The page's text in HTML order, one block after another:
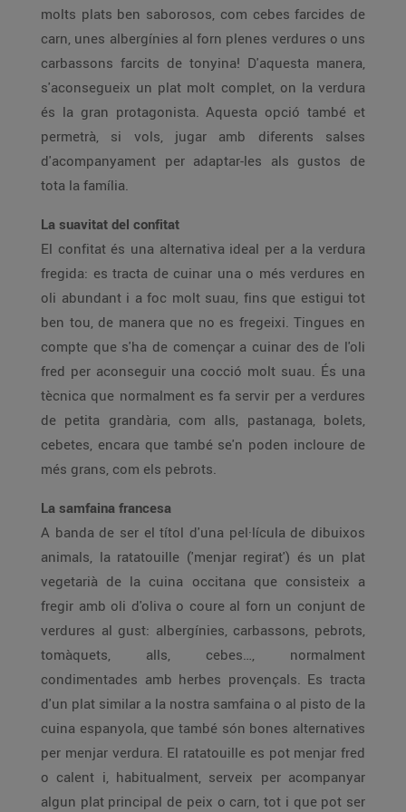
molts plats ben saborosos, com cebes farcides de
carn, unes albergínies al forn plenes verdures o uns
carbassons farcits de tonyina! D'aquesta manera,
s'aconsegueix un plat molt complet, on la verdura
és la gran protagonista. Aquesta opció també et
permetrà, si vols, jugar amb diferents salses
d'acompanyament per adaptar-les als gustos de
tota la família.
La suavitat del confitat
El confitat és una alternativa ideal per a la verdura
fregida: es tracta de cuinar una o més verdures en
oli abundant i a foc molt suau, fins que estigui tot
ben tou, de manera que no es fregeixi. Tingues en
compte que s'ha de començar a cuinar des de l'oli
fred per aconseguir una cocció molt suau. És una
tècnica que normalment es fa servir per a verdures
de petita grandària, com alls, pastanaga, bolets,
cebetes, encara que també se'n poden incloure de
més grans, com els pebrots.
La samfaina francesa
A banda de ser el títol d'una pel·lícula de dibuixos
animals, la ratatouille ('menjar regirat') és un plat
vegetarià de la cuina occitana que consisteix a
fregir amb oli d'oliva o coure al forn un conjunt de
verdures al gust: albergínies, carbassons, pebrots,
tomàquets, alls, cebes…, normalment
condimentades amb herbes provençals. Es tracta
d'un plat similar a la nostra samfaina o al pisto de la
cuina espanyola, que també són bones alternatives
per menjar verdura. El ratatouille es pot menjar fred
o calent i, habitualment, serveix per acompanyar
algun plat principal de peix o carn, tot i que pot ser